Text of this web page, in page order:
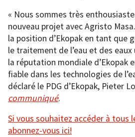
« Nous sommes très
nouveau projet avec Agristo
la position d’Ekopak en tant que
le traitement de l’eau et des
la réputation mondiale d’Ekopak
fiable dans les technologies de
déclaré le PDG d’Ekopak, Pieter
communiqué.
Si vous souhaitez accéder à tous
abonnez-vous ici!